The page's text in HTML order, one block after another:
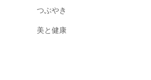
つぶやき
美と健康